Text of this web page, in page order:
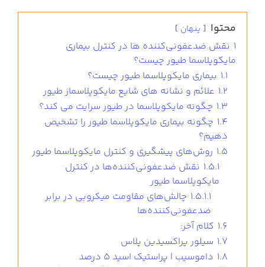
محتوا پنهان
1 نقش ضدعفونی‌کننده‌ ها در کنترل بیماری
مایکوپلاسما طیور چیست؟
1.1 بیماری مایکوپلاسما طیور چیست؟
1.2 علائم و نشانه‌ های شایع مایکوپلاسماز طیور
1.3 چگونه مایکوپلاسما در طیور سرایت می کند؟
1.4 چگونه بیماری مایکوپلاسما طیور را تشخیص
دهیم؟
1.5 روش‌های پیشگیری و کنترل مایکوپلاسما طیور
1.5.1 نقش ضدعفونی‌کننده‌ها در کنترل
مایکوپلاسما طیور
1.5.1.1 چالش‌های مقاومت میکروبی در برابر
ضدعفونی‌کننده‌ها
1.6 کلام آخر:
1.7 سیلور پراکسیدین پلاس
1.8 داموسیب | پراستیک اسید 5 درصد